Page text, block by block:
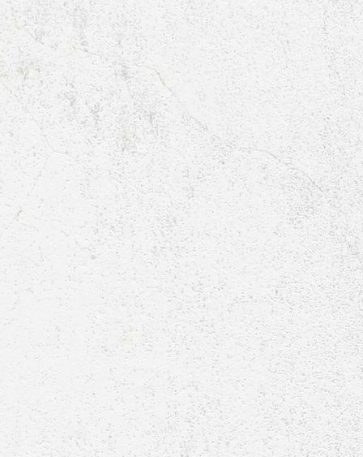
1. und 2. Mannschaft-2010-Neuzugänge
1. und 2. Mannschaft-2010